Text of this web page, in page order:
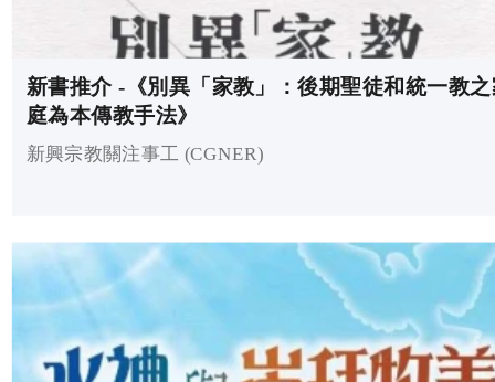
新書推介 -《別異「家教」：後期聖徒和統一教
庭為本傳教手法》
新興宗教關注事工 (CGNER)